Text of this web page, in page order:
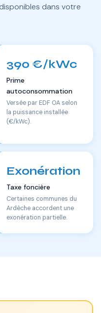
dans votre
390 €/kWc
Prime
autoconsommation
Versée par EDF OA selon
la puissance installée
(€/kWc).
Exonération
Taxe foncière
Certaines communes du
Ardèche accordent une
exonération partielle.